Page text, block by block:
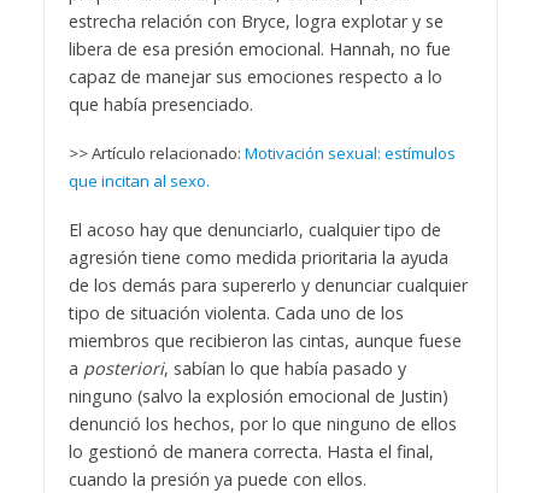
estrecha relación con Bryce, logra explotar y se
libera de esa presión emocional. Hannah, no fue
capaz de manejar sus emociones respecto a lo
que había presenciado.
>> Artículo relacionado: Motivación sexual: estímulos
que incitan al sexo.
El acoso hay que denunciarlo, cualquier tipo de
agresión tiene como medida prioritaria la ayuda
de los demás para supererlo y denunciar cualquier
tipo de situación violenta. Cada uno de los
miembros que recibieron las cintas, aunque fuese
a posteriori, sabían lo que había pasado y
ninguno (salvo la explosión emocional de Justin)
denunció los hechos, por lo que ninguno de ellos
lo gestionó de manera correcta. Hasta el final,
cuando la presión ya puede con ellos.